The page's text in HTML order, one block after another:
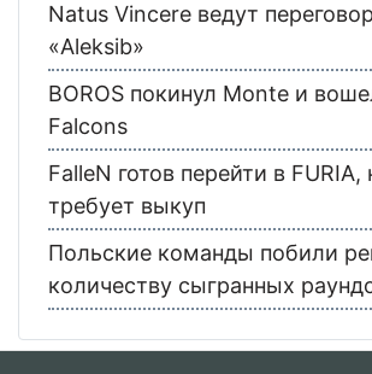
Natus Vincere ведут
«Aleksib»
BOROS покинул Monte и
Falcons
FalleN готов перейти в FURIA,
требует выкуп
Польские команды побили
количеству сыгранных